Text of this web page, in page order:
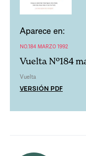
Aparece en:
NO.184 MARZO 1992
Vuelta Nº184
Vuelta
VERSIÓN PDF